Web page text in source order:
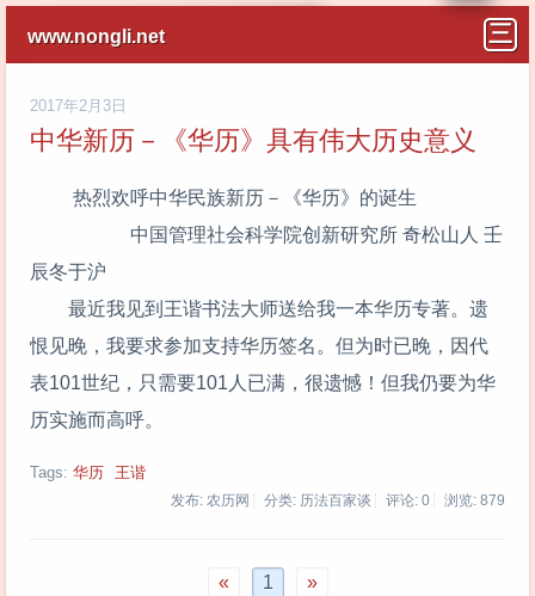
www.nongli.net
2017年2月3日
中华新历－《华历》具有伟大历史意义
热烈欢呼中华民族新历－《华历》的诞生
中国管理社会科学院创新研究所 奇松山人 壬
辰冬于沪
最近我见到王谐书法大师送给我一本华历专著。遗
恨见晚，我要求参加支持华历签名。但为时已晚，因代
表101世纪，只需要101人已满，很遗憾！但我仍要为华
历实施而高呼。
Tags: 华历 王谐
发布: 农历网 分类: 历法百家谈 评论: 0 浏览: 879
« 1 »